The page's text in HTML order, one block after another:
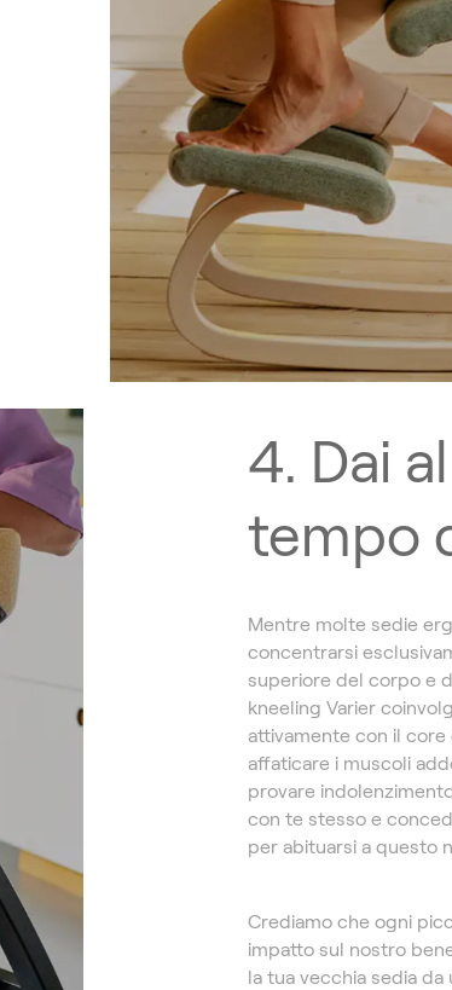
4. Dai
tempo
Mentre molte sedie
concentrarsi
superiore del corpo e
kneeling Varier
attivamente con il
affaticare i muscoli
provare
con te stesso e
per abituarsi a questo
Crediamo che ogni
impatto sul nostro
la tua vecchia sedia